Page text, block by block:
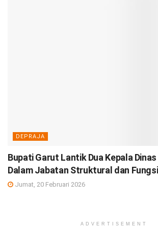
DEPRAJA
Bupati Garut Lantik Dua Kepala
Dalam Jabatan Struktural dan
Jumat, 20 Februari 2026
ADVERTISEMENT